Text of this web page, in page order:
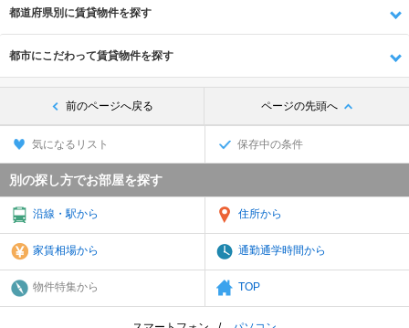
都道府県別に賃貸物件を探す
都市にこだわって賃貸物件を探す
前のページへ戻る ページの先頭へ
気になるリスト 保存中の条件
別の探し方でお部屋を探す
沿線・駅から 住所から
家賃相場から 通勤通学時間から
物件特集から TOP